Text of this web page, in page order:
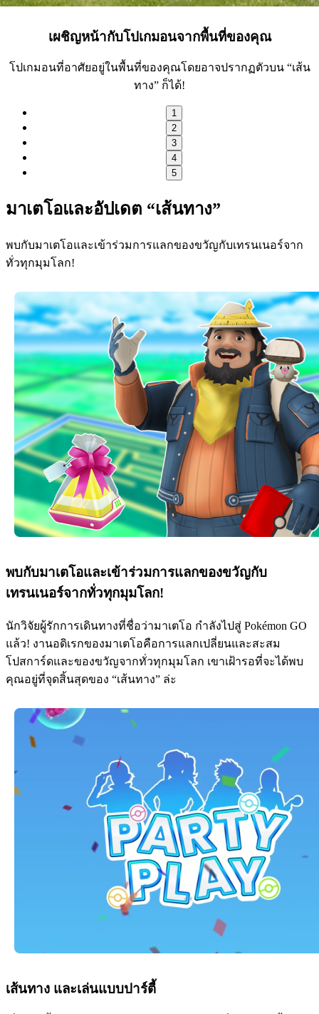
เผชิญหน้ากับโปเกมอนจากพื้นที่ของคุณ
โปเกมอนที่อาศัยอยู่ในพื้นที่ของคุณโดยอาจปรากฏตัวบน “เส้น
ทาง” ก็ได้!
1
2
3
4
5
มาเตโอและอัปเดต “เส้นทาง”
พบกับมาเตโอและเข้าร่วมการแลกของขวัญกับเทรนเนอร์จาก
ทั่วทุกมุมโลก!
พบกับมาเตโอและเข้าร่วมการแลกของขวัญกับ
เทรนเนอร์จากทั่วทุกมุมโลก!
นักวิจัยผู้รักการเดินทางที่ชื่อว่ามาเตโอ กำลังไปสู่ Pokémon GO
แล้ว! งานอดิเรกของมาเตโอคือการแลกเปลี่ยนและสะสม
โปสการ์ดและของขวัญจากทั่วทุกมุมโลก เขาเฝ้ารอที่จะได้พบ
คุณอยู่ที่จุดสิ้นสุดของ “เส้นทาง” ล่ะ
เส้นทาง และเล่นแบบปาร์ตี้